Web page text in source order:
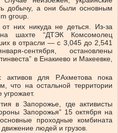
добычу, а они были основным
group.
них никуда не деться. Из-за
шахте “ДТЭК Комсомолец
в отрасли — с 3,045 до 2,541
сентября, остановлены
в Енакиево и Макеевке,
для Р.Ахметова пока
что на остальной территории
угрожает.
в Запорожье, где активисты
Запорожья” 15 октября на
проходные комбината
движение людей и грузов.